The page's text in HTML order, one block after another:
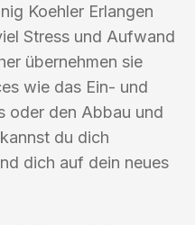
Koehler Erlangen
Stress und Aufwand
übernehmen sie
wie das Ein- und
oder den Abbau und
du dich
dich auf dein neues